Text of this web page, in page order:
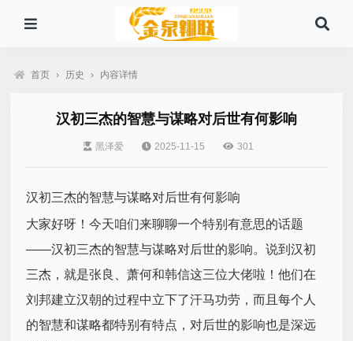
首页 › 历史 › 内容详情
汉初三杰的智慧与谋略对后世有何影响
黑泽爱 2025-11-15 301
汉初三杰的智慧与谋略对后世有何影响
大家好呀！今天咱们来聊聊一个特别有意思的话题
——汉初三杰的智慧与谋略对后世的影响。说到汉初
三杰，就是张良、萧何和韩信这三位大佬啦！他们在
刘邦建立汉朝的过程中立下了汗马功劳，而且每个人
的智慧和谋略都特别有特点，对后世的影响也是深远